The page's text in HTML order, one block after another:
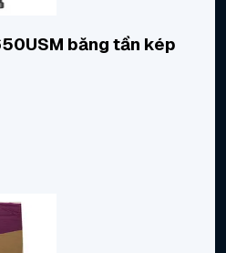
băng tần kép